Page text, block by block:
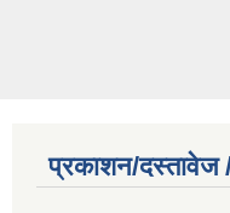
प्रकाशन/दस्तावेज